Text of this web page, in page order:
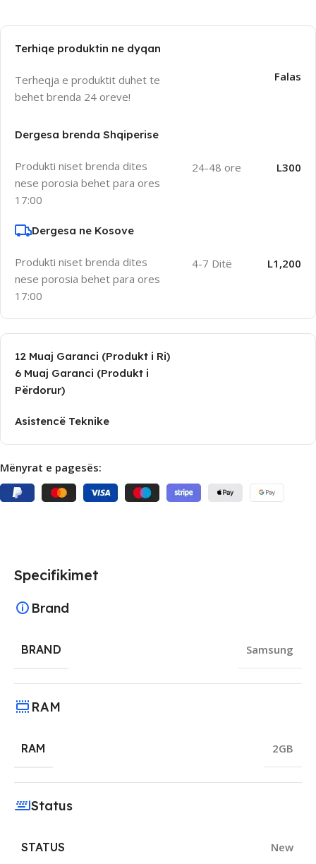
Terhiqe produktin ne dyqan
Terheqja e produktit duhet te
behet brenda 24 oreve!
Falas
Dergesa brenda Shqiperise
Produkti niset brenda dites
nese porosia behet para ores
17:00
24-48 ore L300
Dergesa ne Kosove
Produkti niset brenda dites
nese porosia behet para ores
17:00
4-7 Ditë L1,200
12 Muaj Garanci (Produkt i Ri)
6 Muaj Garanci (Produkt i
Përdorur)
Asistencë Teknike
Mënyrat e pagesës:
Specifikimet
Brand
BRAND Samsung
RAM
RAM 2GB
Status
STATUS New